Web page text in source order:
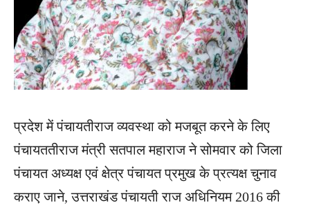
प्रदेश में पंचायतीराज व्यवस्था को मजबूत करने के लिए
पंचायततीराज मंत्री सतपाल महाराज ने सोमवार को जिला
पंचायत अध्यक्ष एवं क्षेत्र पंचायत प्रमुख के प्रत्यक्ष चुनाव
कराए जाने, उत्तराखंड पंचायती राज अधिनियम 2016 की